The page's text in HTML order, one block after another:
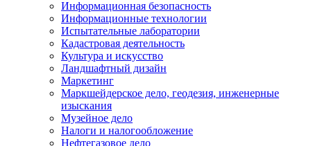
Информационная безопасность
Информационные технологии
Испытательные лаборатории
Кадастровая деятельность
Культура и искусство
Ландшафтный дизайн
Маркетинг
Маркшейдерское дело, геодезия, инженерные
изыскания
Музейное дело
Налоги и налогообложение
Нефтегазовое дело